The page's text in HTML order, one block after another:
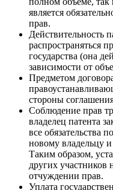
является
прав.
Действительность
распространяться
государства (она
зависимости от
Предметом
стороны
Соблюдение прав
владелец патента
все обязательства
новому владельцу и
Таким образом,
других участников
отчуждении прав.
Уплата